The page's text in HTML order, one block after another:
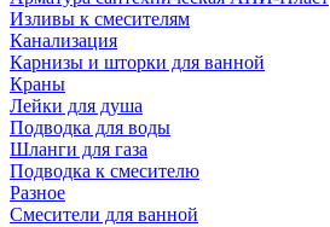
Изливы к смесителям
Канализация
Карнизы и шторки для ванной
Краны
Лейки для душа
Подводка для воды
Шланги для газа
Подводка к смесителю
Разное
Смесители для ванной